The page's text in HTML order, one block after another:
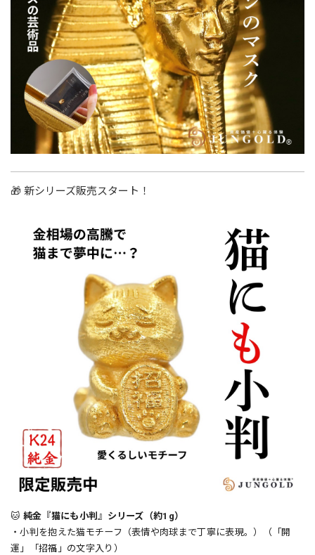
🎁 新シリーズ販売スタート！
🐱 純金『猫にも小判』シリーズ（約1g）
・小判を抱えた猫モチーフ（表情や肉球まで丁寧に表現。）（「開
運」「招福」の文字入り）